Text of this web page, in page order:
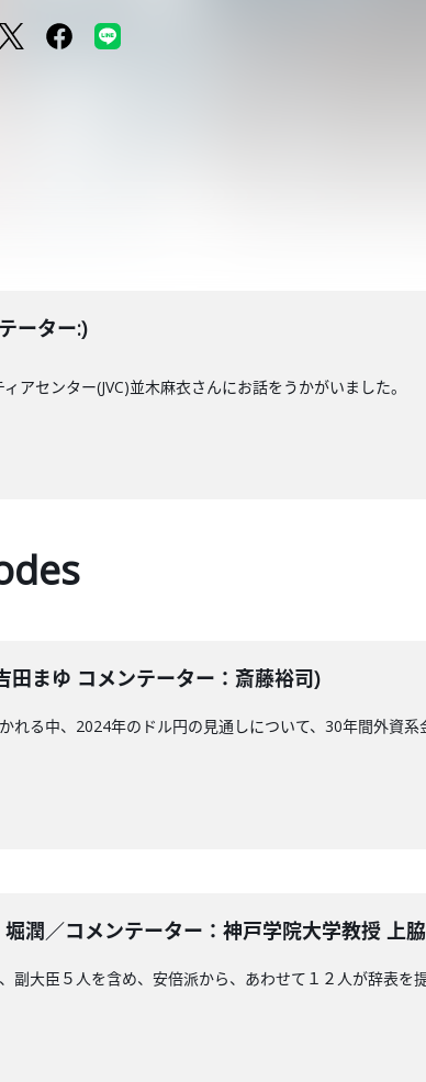
ーター:)
センター(JVC)並木麻衣さんにお話をうかがいました。
田まゆ コメンテーター：斎藤裕司)
れる中、2024年のドル円の見通しについて、30年間外資
潤／コメンテーター：神戸学院大学教授 上脇
大臣５人を含め、安倍派から、あわせて１２人が辞表を